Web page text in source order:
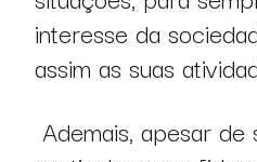
interesse da
assim as suas
Ademais, apesar